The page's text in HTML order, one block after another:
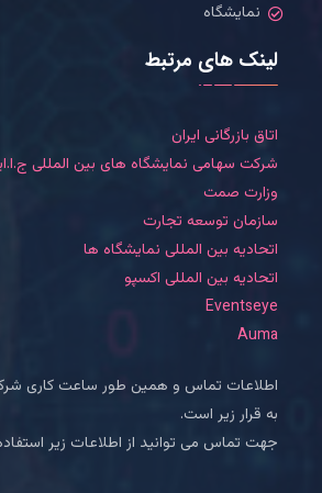
نمایشگاه
لینک های مرتبط
اتاق بازرگانی ایران
شرکت سهامی نمایشگاه های بین المللی
وزارت صمت
سازمان توسعه تجارت
اتحادیه بین المللی نمایشگاه ها
اتحادیه بین المللی اکسپو
Eventseye
Auma
اطلاعات تماس و همین طور ساعت کاری
به قرار زیر است.
جهت تماس می توانید از اطلاعات زیر